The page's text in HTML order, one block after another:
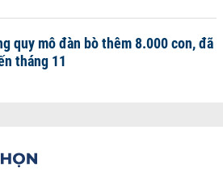
quy mô đàn bò thêm 8.000 con, đã
tháng 11